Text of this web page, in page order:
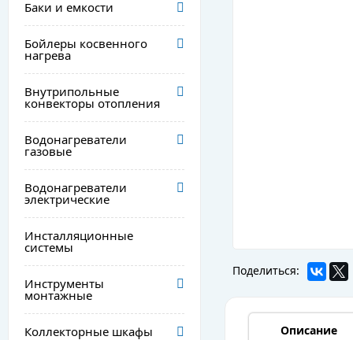
Баки и емкости
Бойлеры косвенного
нагрева
Внутрипольные
конвекторы отопления
Водонагреватели
газовые
Водонагреватели
электрические
Инсталляционные
системы
Инструменты
монтажные
Коллекторные шкафы
Поделиться:
Описание